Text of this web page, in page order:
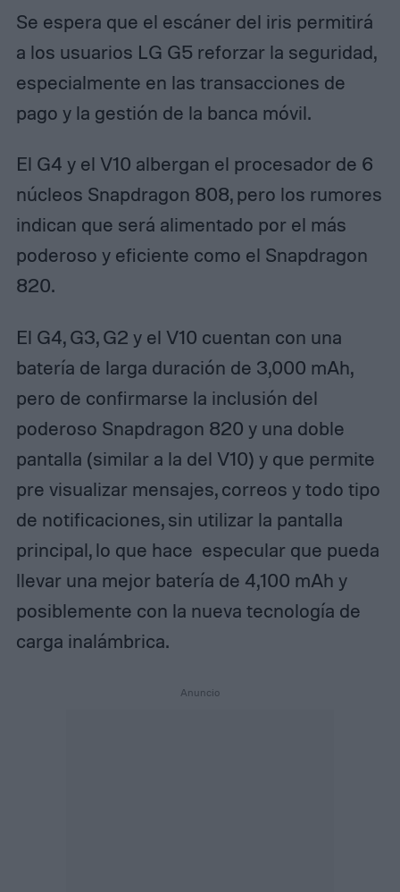
Se espera que el escáner del iris permitirá
a los usuarios LG G5 reforzar la seguridad,
especialmente en las transacciones de
pago y la gestión de la banca móvil.
El G4 y el V10 albergan el procesador de 6
núcleos Snapdragon 808, pero los rumores
indican que será alimentado por el más
poderoso y eficiente como el Snapdragon
820.
El G4, G3, G2 y el V10 cuentan con una
batería de larga duración de 3,000 mAh,
pero de confirmarse la inclusión del
poderoso Snapdragon 820 y una doble
pantalla (similar a la del V10) y que permite
pre visualizar mensajes, correos y todo tipo
de notificaciones, sin utilizar la pantalla
principal, lo que hace especular que pueda
llevar una mejor batería de 4,100 mAh y
posiblemente con la nueva tecnología de
carga inalámbrica.